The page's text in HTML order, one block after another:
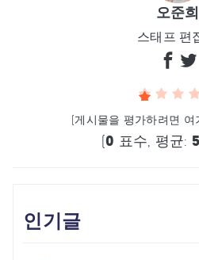
오준희
스태프 편
(게시물을 평가하려면 여
(0 표수, 평균:
인기글